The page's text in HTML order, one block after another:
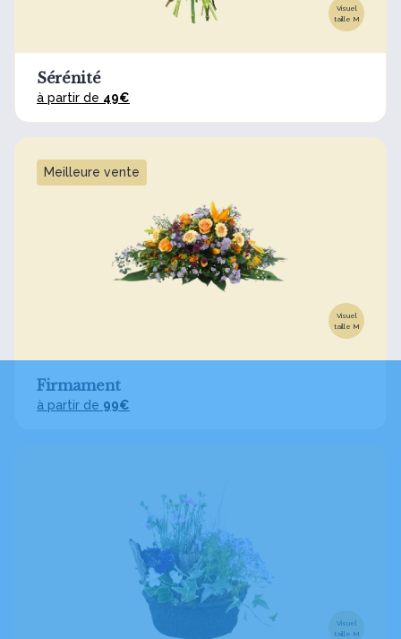
Visuel
taille M
Sérénité
à partir de 49€
Meilleure vente
Visuel
taille M
Firmament
à partir de 99€
Visuel
taille M